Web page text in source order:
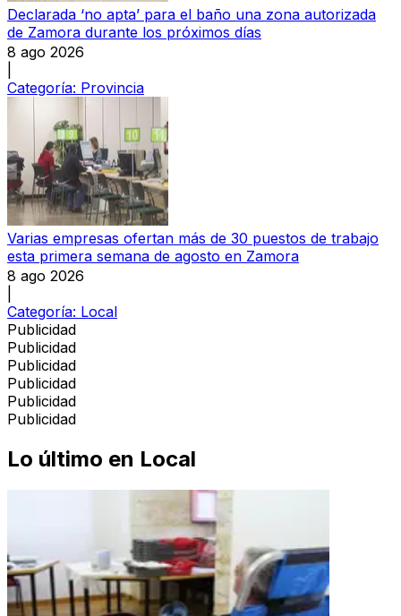
Declarada ‘no apta’ para el baño una zona autorizada
de Zamora durante los próximos días
8 ago 2026
Categoría: Provincia
Varias empresas ofertan más de 30 puestos de trabajo
esta primera semana de agosto en Zamora
8 ago 2026
Categoría: Local
Publicidad
Publicidad
Publicidad
Publicidad
Publicidad
Publicidad
Lo último en Local